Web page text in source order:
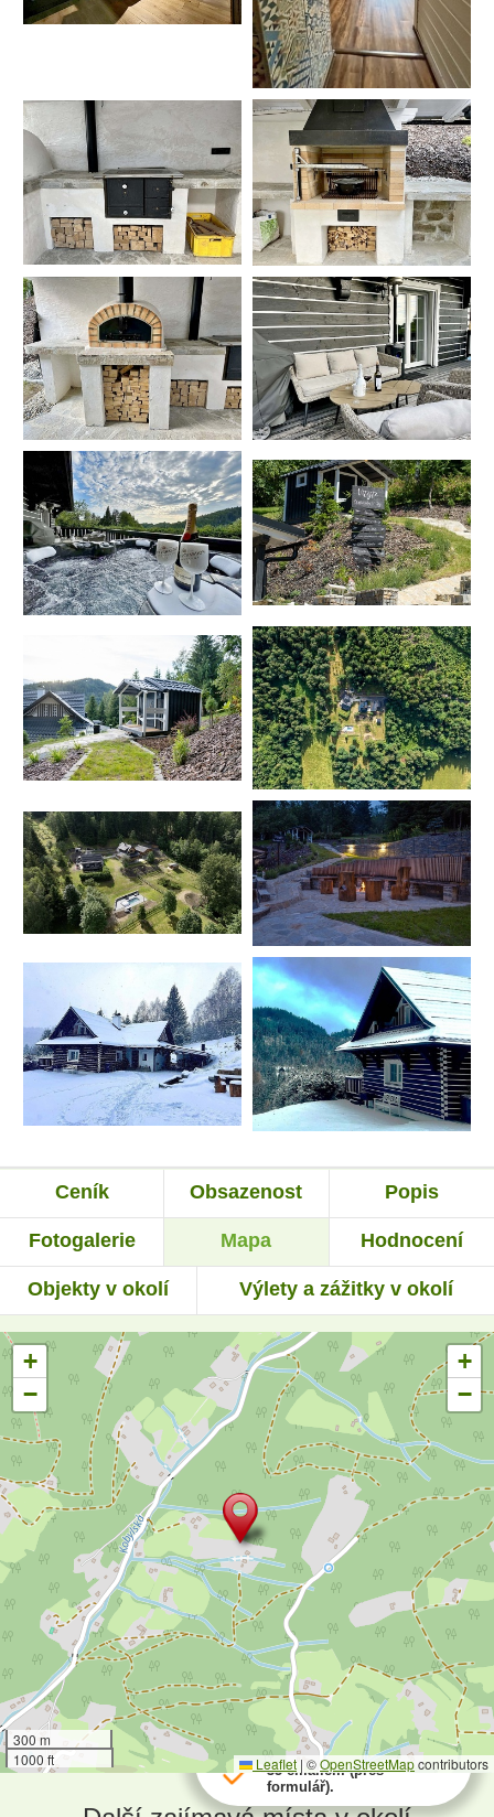
Ceník Obsazenost Popis
Fotogalerie Mapa Hodnocení
Objekty v okolí Výlety a zážitky v okolí
+
−
+
−
300 m
1000 ft
Leaflet | ©OpenStreetMapcontributors
Rezervace za poslední den:
90 pobytů telefonicky a
35 emailem (přes
formulář).